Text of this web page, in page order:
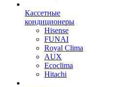
Кассетные
кондиционеры
Hisense
FUNAI
Royal Clima
AUX
Ecoclima
Hitachi